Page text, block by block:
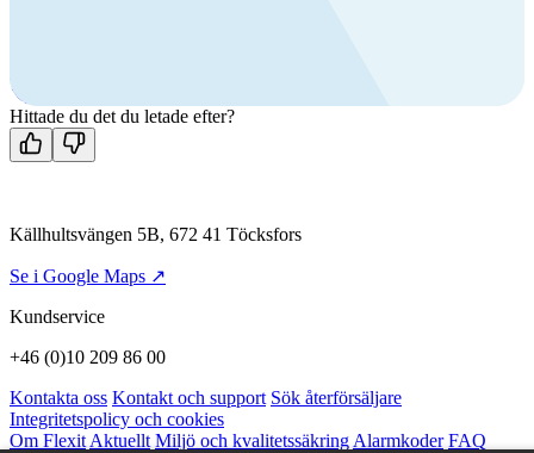
Kontakta oss
Hittade du det du letade efter?
Källhultsvängen 5B, 672 41 Töcksfors
Se i Google Maps ↗
Kundservice
+46 (0)10 209 86 00
Kontakta oss Kontakt och support Sök återförsäljare
Integritetspolicy och cookies
Om Flexit Aktuellt Miljö och kvalitetssäkring Alarmkoder FAQ